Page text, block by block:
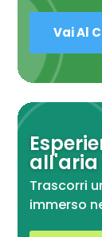
Vai Al
Trascorri
immerso